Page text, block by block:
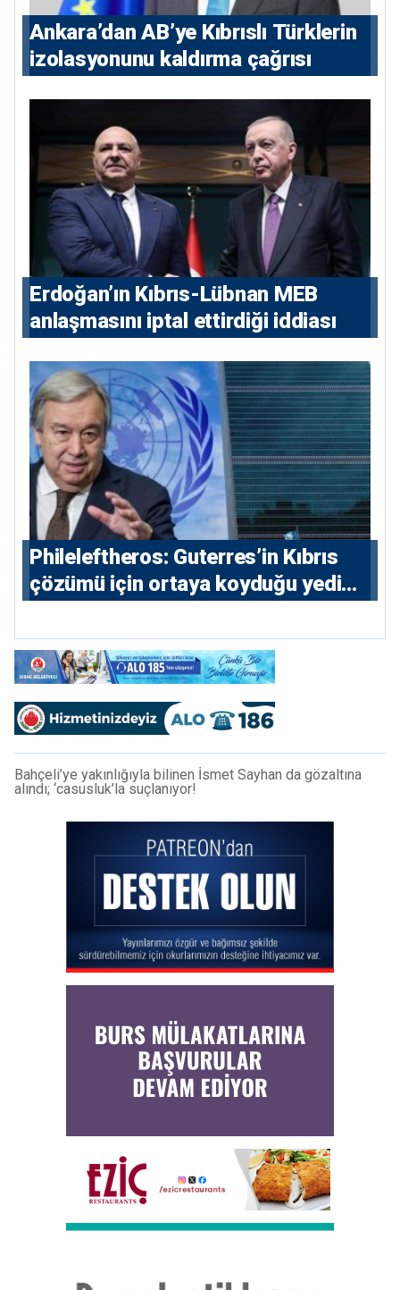
Ankara’dan AB’ye Kıbrıslı Türklerin
izolasyonunu kaldırma çağrısı
Erdoğan’ın Kıbrıs-Lübnan MEB
anlaşmasını iptal ettirdiği iddiası
Phileleftheros: Guterres’in Kıbrıs
çözümü için ortaya koyduğu yedi
Bahçeli’ye yakınlığıyla bilinen İsmet Sayhan da gözaltına
alındı; ‘casusluk’la suçlanıyor!